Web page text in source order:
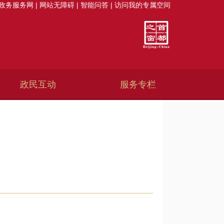
务服务网 | 网站无障碍 | 智能问答 | 访问我的专属空间
政民互动 服务专栏